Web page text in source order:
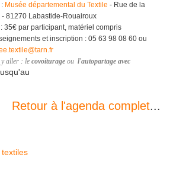
Musée départemental du Textile - Rue de la
- 81270 Labastide-Rouairoux
: 35€ par participant, matériel compris
et inscription : 05 63 98 08 60 ou
aller : le covoiturage ou l'autopartage avec
Retour à l'agenda complet...